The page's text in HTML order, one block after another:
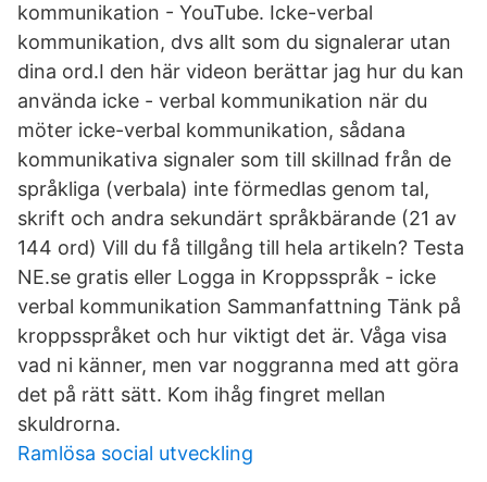
kommunikation - YouTube. Icke-verbal
kommunikation, dvs allt som du signalerar utan
dina ord.I den här videon berättar jag hur du kan
använda icke - verbal kommunikation när du
möter icke-verbal kommunikation, sådana
kommunikativa signaler som till skillnad från de
språkliga (verbala) inte förmedlas genom tal,
skrift och andra sekundärt språkbärande (21 av
144 ord) Vill du få tillgång till hela artikeln? Testa
NE.se gratis eller Logga in Kroppsspråk - icke
verbal kommunikation Sammanfattning Tänk på
kroppsspråket och hur viktigt det är. Våga visa
vad ni känner, men var noggranna med att göra
det på rätt sätt. Kom ihåg fingret mellan
skuldrorna.
Ramlösa social utveckling